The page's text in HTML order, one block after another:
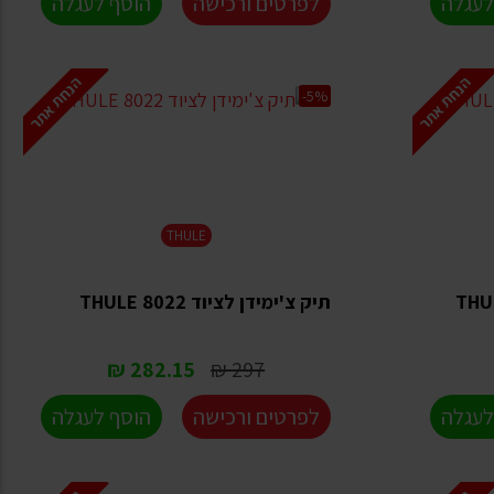
הנחת אתר הנחת אתר
THULE
תיק צ'ימידן לציוד THULE 8022
297 ₪
282.15 ₪
-5%
לפרטים ורכישה הוסף לעגלה